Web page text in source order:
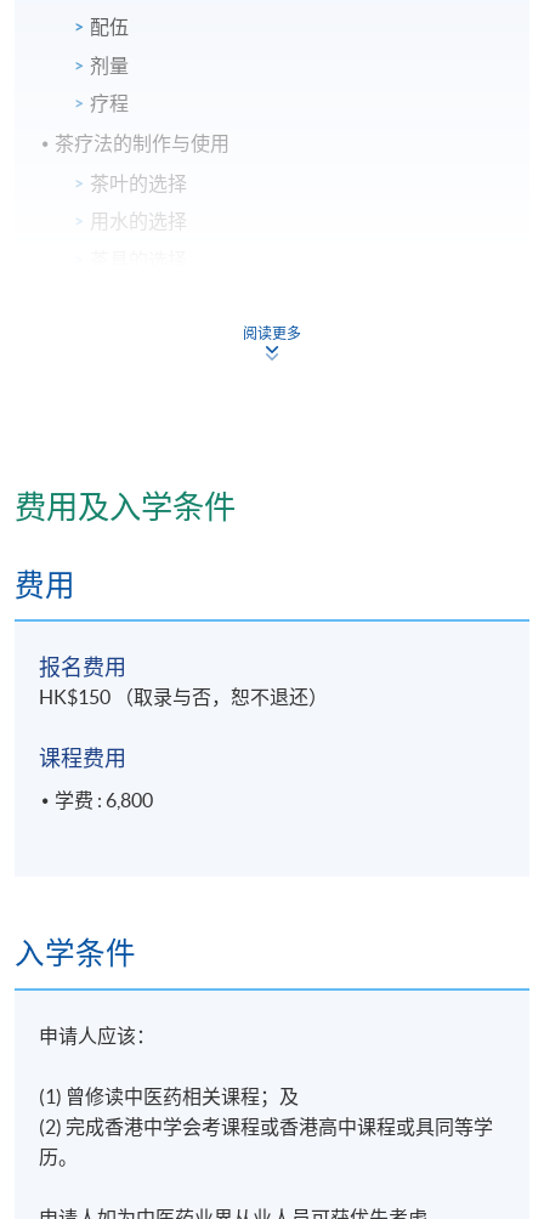
配伍
剂量
疗程
茶疗法的制作与使用
茶叶的选择
用水的选择
小组专题报告：每组需要提交一份有关茶疗的专题报
告及作口头简报
学员修毕课程，上课出席率达70%以上，并通过评核取
得合格成绩，可按香港大学体制，经香港大学专业进
完成课程后，学生应能够：
一. 述说中国茶疗的概念和特点；
二. 说明茶树、茶叶、茶疗用茶的制作；
四. 识别各大茶类的治疗与养生功效；及
现时接受报名
阅读更多
费用及入学条件
费用
报名费用
HK$150 （取录与否，恕不退还）
课程费用
学费 : 6,800
入学条件
申请人应该：
(1) 曾修读中医药相关课程；及
(2) 完成香港中学会考课程或香港高中课程或具同等学
历。